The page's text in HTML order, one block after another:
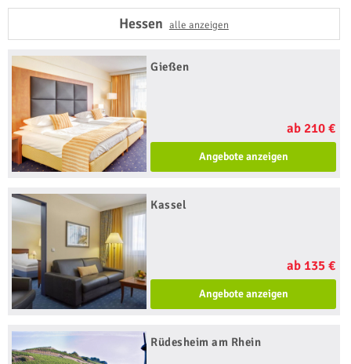
Hessen alle anzeigen
Gießen
ab 210 €
Angebote anzeigen
Kassel
ab 135 €
Angebote anzeigen
Rüdesheim am Rhein